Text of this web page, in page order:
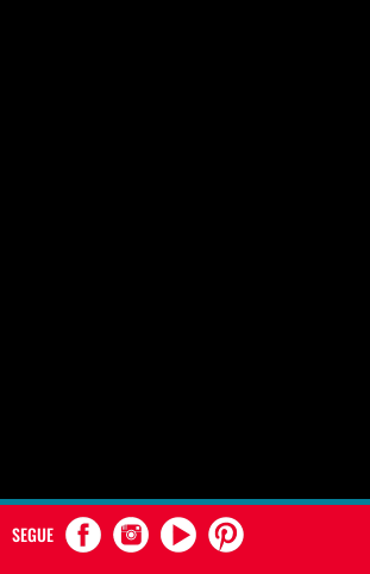
SEGUE